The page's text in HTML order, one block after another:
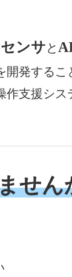
ンサと
発するこ
支援シス
せん